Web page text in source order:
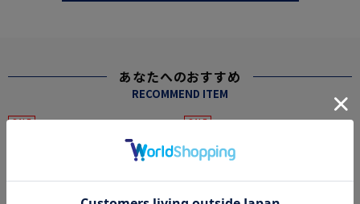
あなたへのおすすめ
RECOMMEND ITEM
SALE SALE